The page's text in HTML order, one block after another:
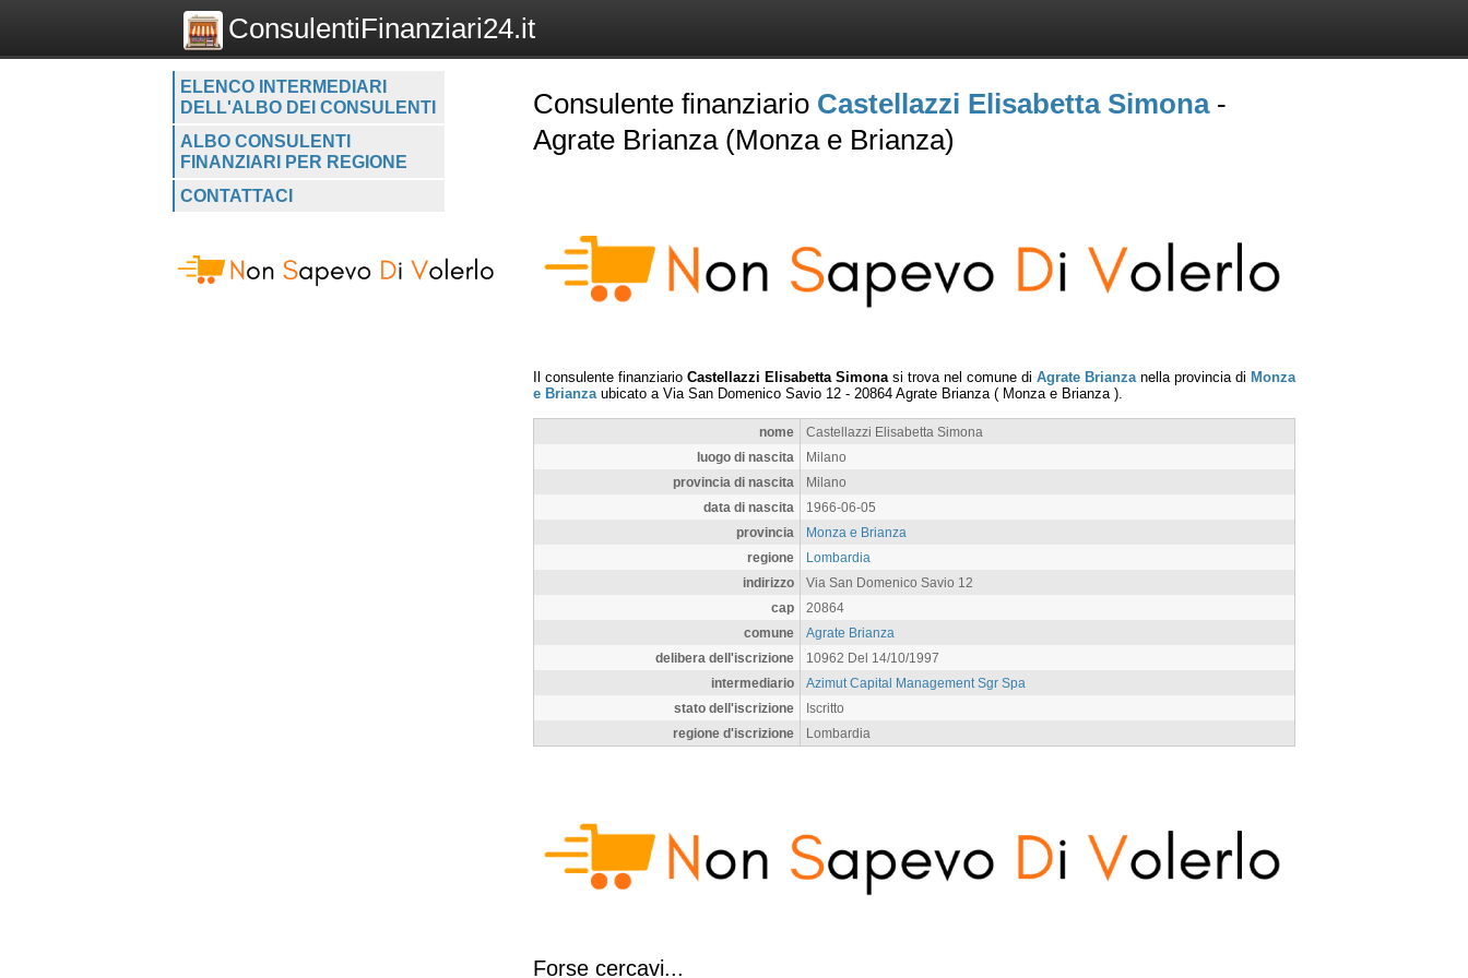
ConsulentiFinanziari24.it
ELENCO INTERMEDIARI
DELL'ALBO DEI CONSULENTI
ALBO CONSULENTI
FINANZIARI PER REGIONE
CONTATTACI
Consulente finanziario Castellazzi Elisabetta Simona-
Agrate Brianza (Monza e Brianza)
Il consulente finanziario Castellazzi Elisabetta Simona si trova nel comune di Agrate Brianza nella provincia di Monza
e Brianza ubicato a Via San Domenico Savio 12 - 20864 Agrate Brianza ( Monza e Brianza ).
nome
Castellazzi Elisabetta Simona
luogo di nascita
Milano
provincia di nascita
Milano
data di nascita
1966-06-05
provincia
Monza e Brianza
regione
Lombardia
indirizzo
Via San Domenico Savio 12
cap
20864
comune
Agrate Brianza
delibera dell'iscrizione
10962 Del 14/10/1997
intermediario
Azimut Capital Management Sgr Spa
stato dell'iscrizione
Iscritto
regione d'iscrizione
Lombardia
Forse cercavi...